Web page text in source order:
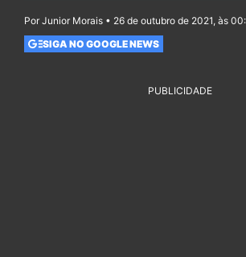
Por Junior Morais • 26 de outubro de 2021, às
SIGA NO GOOGLE NEWS
PUBLICIDADE